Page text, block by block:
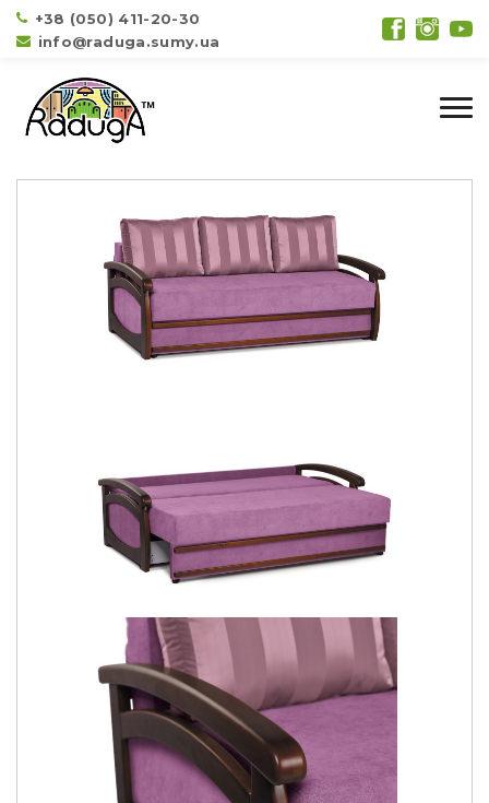
+38 (050) 411-20-30
info@raduga.sumy.ua